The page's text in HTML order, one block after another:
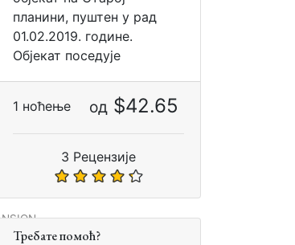
планини, пуштен у рад
01.02.2019. године.
Објекат поседује
1 ноћење од $42.65
3 Рецензије
Требате помоћ?